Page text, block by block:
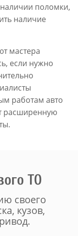
поломки,
наличие
мастера
если нужно
работам авто
расширенную
ТО
своего
кузов,